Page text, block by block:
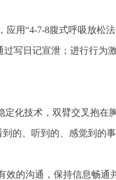
应用“4-7-8腹式呼吸放松
写日记宣泄；进行行为
定化技术，双臂交叉抱在
的、听到的、感觉到的
效的沟通，保持信息畅通